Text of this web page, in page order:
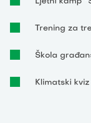
Trening za
Škola
Klimatski kviz